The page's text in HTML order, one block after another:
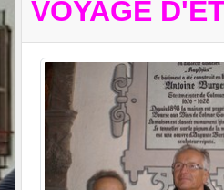
VOYAGE